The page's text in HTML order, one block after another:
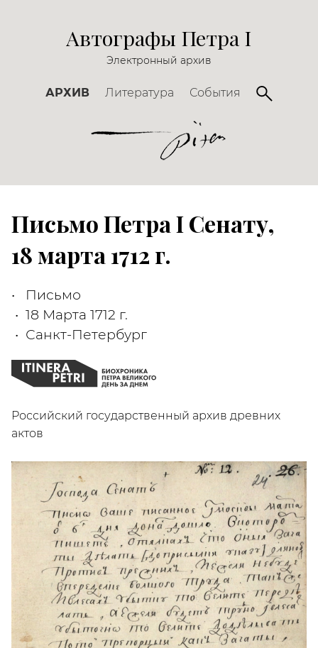
Автографы Петра I
Электронный архив
АРХИВ Литература События
Письмо Петра I Сенату,
18 марта 1712 г.
Письмо
18 Марта 1712 г.
Санкт-Петербург
Российский государственный архив древних
актов